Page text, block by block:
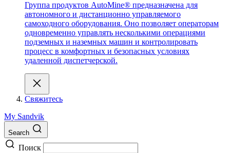
Группа продуктов AutoMine® предназначена для
автономного и дистанционно управляемого
самоходного оборудования. Оно позволяет операторам
одновременно управлять несколькими операциями
подземных и наземных машин и контролировать
процесс в комфортных и безопасных условиях
удаленной диспетчерской.
Свяжитесь
My Sandvik
Search
Поиск